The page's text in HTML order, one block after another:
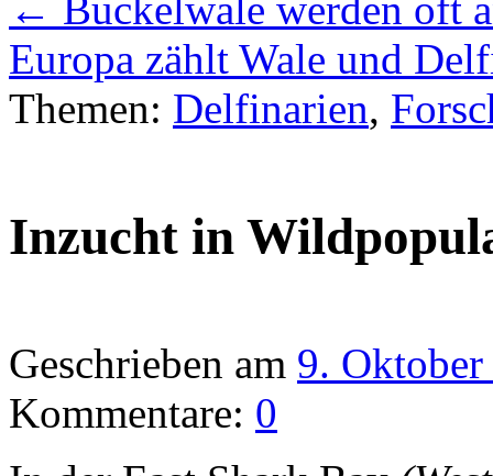
← Buckelwale werden oft
Europa zählt Wale und
Themen: Delfinarien,
Inzucht in
Geschrieben am 9.
Kommentare: 0